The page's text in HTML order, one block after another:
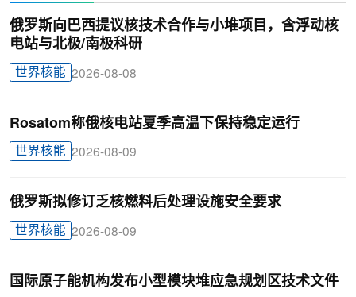
俄罗斯向巴西提议核技术合作与小堆项目，含浮动核
电站与北极/南极科研
世界核能 2026-08-08
Rosatom称俄核电站夏季高温下保持稳定运行
世界核能 2026-08-09
俄罗斯拟修订乏核燃料后处理设施安全要求
世界核能 2026-08-09
国际原子能机构发布小型模块堆应急规划区技术文件